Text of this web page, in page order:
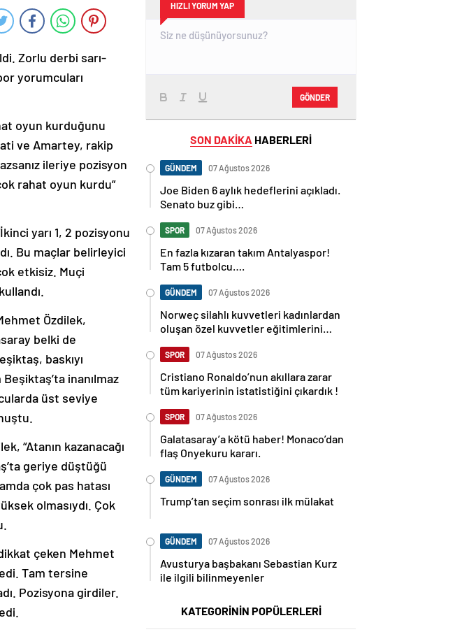
Zorlu derbi sarı-
yorumcuları
oyun kurduğunu
ve Amartey, rakip
ileriye pozisyon
rahat oyun kurdu”
yarı 1, 2 pozisyonu
Bu maçlar belirleyici
etkisiz. Muçi
Özdilek,
belki de
baskıyı
inanılmaz
üst seviye
“Atanın kazanacağı
geriye düştüğü
çok pas hatası
olmasıydı. Çok
çeken Mehmet
Tam tersine
Pozisyona girdiler.
HIZLI YORUM YAP
GÖNDER
SON DAKİKA HABERLERİ
GÜNDEM 07 Ağustos 2026
Joe Biden 6 aylık hedeflerini açıkladı.
Senato buz gibi…
SPOR 07 Ağustos 2026
En fazla kızaran takım Antalyaspor!
Tam 5 futbolcu….
GÜNDEM 07 Ağustos 2026
Norweç silahlı kuvvetleri kadınlardan
oluşan özel kuvvetler eğitimlerini
SPOR 07 Ağustos 2026
Cristiano Ronaldo’nun akıllara zarar
tüm kariyerinin istatistiğini çıkardık !
SPOR 07 Ağustos 2026
Galatasaray’a kötü haber! Monaco’dan
flaş Onyekuru kararı.
GÜNDEM 07 Ağustos 2026
Trump’tan seçim sonrası ilk mülakat
GÜNDEM 07 Ağustos 2026
Avusturya başbakanı Sebastian Kurz
ile ilgili bilinmeyenler
KATEGORİNİN POPÜLERLERİ